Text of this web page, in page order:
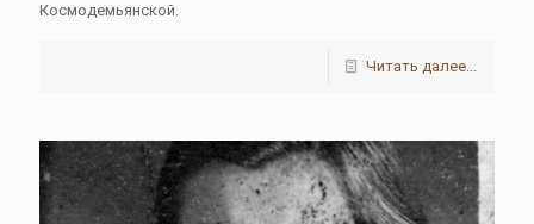
Космодемьянской.
Читать далее...